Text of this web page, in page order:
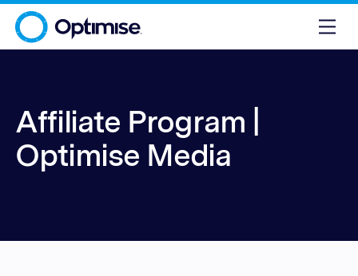
Affiliate Program |
Optimise Media